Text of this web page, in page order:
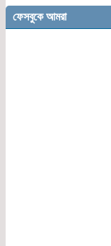
ফেসবুকে আমরা